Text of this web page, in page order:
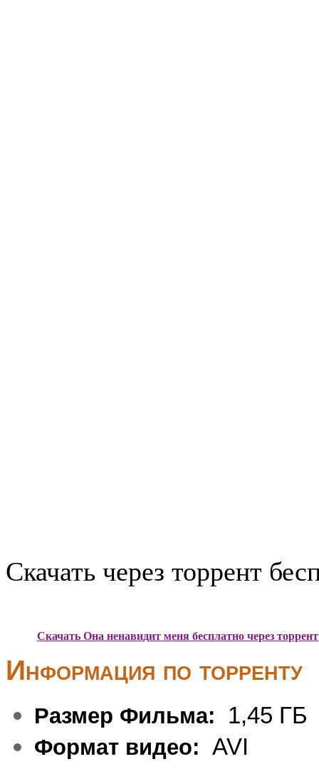
Скачать через торрент
Скачать Она ненавидит меня бесплатно через торрент
Информация по торренту
Размер Фильма: 1,45 ГБ
Формат видео: AVI